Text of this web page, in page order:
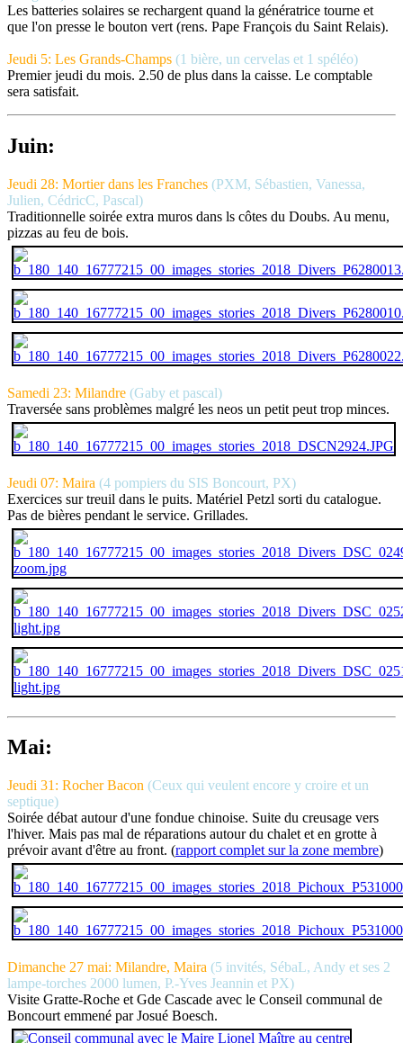
Les batteries solaires se rechargent quand la génératrice tourne et
que l'on presse le bouton vert (rens. Pape François du Saint Relais).
Jeudi 5: Les Grands-Champs (1 bière, un cervelas et 1 spéléo)
Premier jeudi du mois. 2.50 de plus dans la caisse. Le comptable
sera satisfait.
Juin:
Jeudi 28: Mortier dans les Franches (PXM, Sébastien, Vanessa,
Julien, CédricC, Pascal)
Traditionnelle soirée extra muros dans ls côtes du Doubs. Au menu,
pizzas au feu de bois.
Samedi 23: Milandre (Gaby et pascal)
Traversée sans problèmes malgré les neos un petit peut trop minces.
Jeudi 07: Maira (4 pompiers du SIS Boncourt, PX)
Exercices sur treuil dans le puits. Matériel Petzl sorti du catalogue.
Pas de bières pendant le service. Grillades.
Mai:
Jeudi 31: Rocher Bacon (Ceux qui veulent encore y croire et un
septique)
Soirée débat autour d'une fondue chinoise. Suite du creusage vers
l'hiver. Mais pas mal de réparations autour du chalet et en grotte à
prévoir avant d'être au front. (rapport complet sur la zone membre)
Dimanche 27 mai: Milandre, Maira (5 invités, SébaL, Andy et ses 2
lampe-torches 2000 lumen, P.-Yves Jeannin et PX)
Visite Gratte-Roche et Gde Cascade avec le Conseil communal de
Boncourt emmené par Josué Boesch.